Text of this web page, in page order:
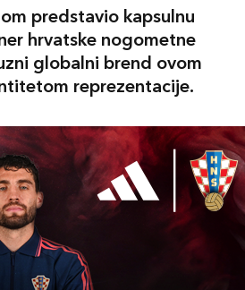
predstavio kapsulnu
hrvatske nogometne
globalni brend ovom
reprezentacije.